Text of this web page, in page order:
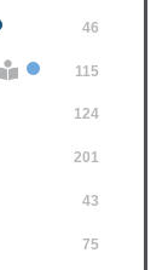
46
115
124
201
43
75